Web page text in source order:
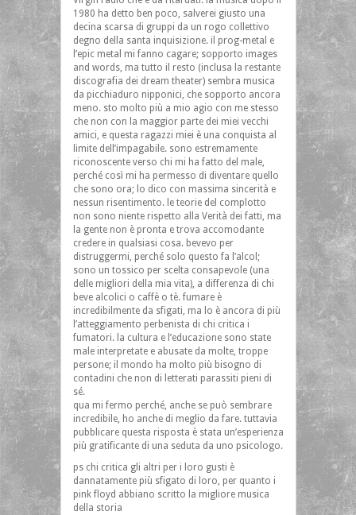
1980 ha detto ben poco, salverei giusto una
decina scarsa di gruppi da un rogo collettivo
degno della santa inquisizione. il prog-metal e
l’epic metal mi fanno cagare; sopporto images
and words, ma tutto il resto (inclusa la restante
discografia dei dream theater) sembra musica
da picchiaduro nipponici, che sopporto ancora
meno. sto molto più a mio agio con me stesso
che non con la maggior parte dei miei vecchi
amici, e questa ragazzi miei è una conquista al
limite dell’impagabile. sono estremamente
riconoscente verso chi mi ha fatto del male,
perché così mi ha permesso di diventare quello
che sono ora; lo dico con massima sincerità e
nessun risentimento. le teorie del complotto
non sono niente rispetto alla Verità dei fatti, ma
la gente non è pronta e trova accomodante
credere in qualsiasi cosa. bevevo per
distruggermi, perché solo questo fa l’alcol;
sono un tossico per scelta consapevole (una
delle migliori della mia vita), a differenza di chi
beve alcolici o caffè o tè. fumare è
incredibilmente da sfigati, ma lo è ancora di più
l’atteggiamento perbenista di chi critica i
fumatori. la cultura e l’educazione sono state
male interpretate e abusate da molte, troppe
persone; il mondo ha molto più bisogno di
contadini che non di letterati parassiti pieni di
sé.
qua mi fermo perché, anche se può sembrare
incredibile, ho anche di meglio da fare. tuttavia
pubblicare questa risposta è stata un’esperienza
più gratificante di una seduta da uno psicologo.
ps chi critica gli altri per i loro gusti è
dannatamente più sfigato di loro, per quanto i
pink floyd abbiano scritto la migliore musica
della storia